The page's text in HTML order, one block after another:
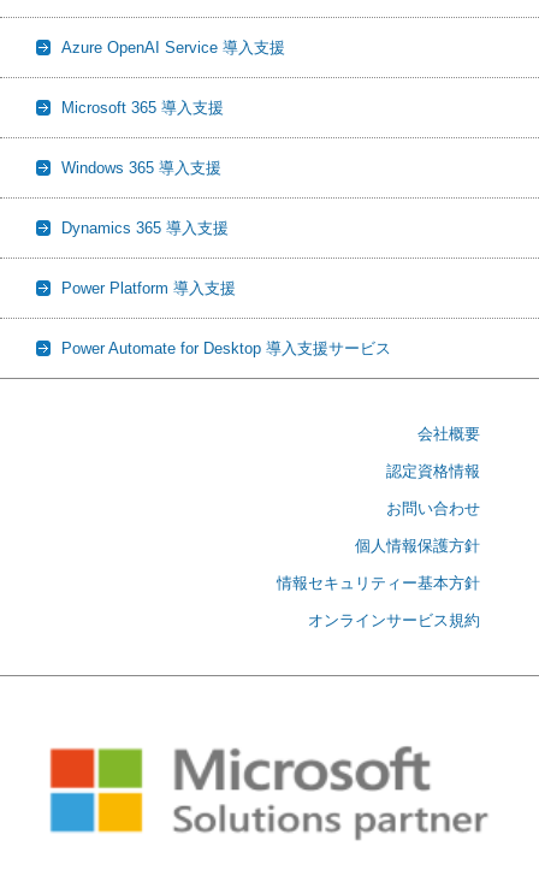
Azure OpenAI Service 導入支援
Microsoft 365 導入支援
Windows 365 導入支援
Dynamics 365 導入支援
Power Platform 導入支援
Power Automate for Desktop 導入支援サービス
会社概要
認定資格情報
お問い合わせ
個人情報保護方針
情報セキュリティー基本方針
オンラインサービス規約